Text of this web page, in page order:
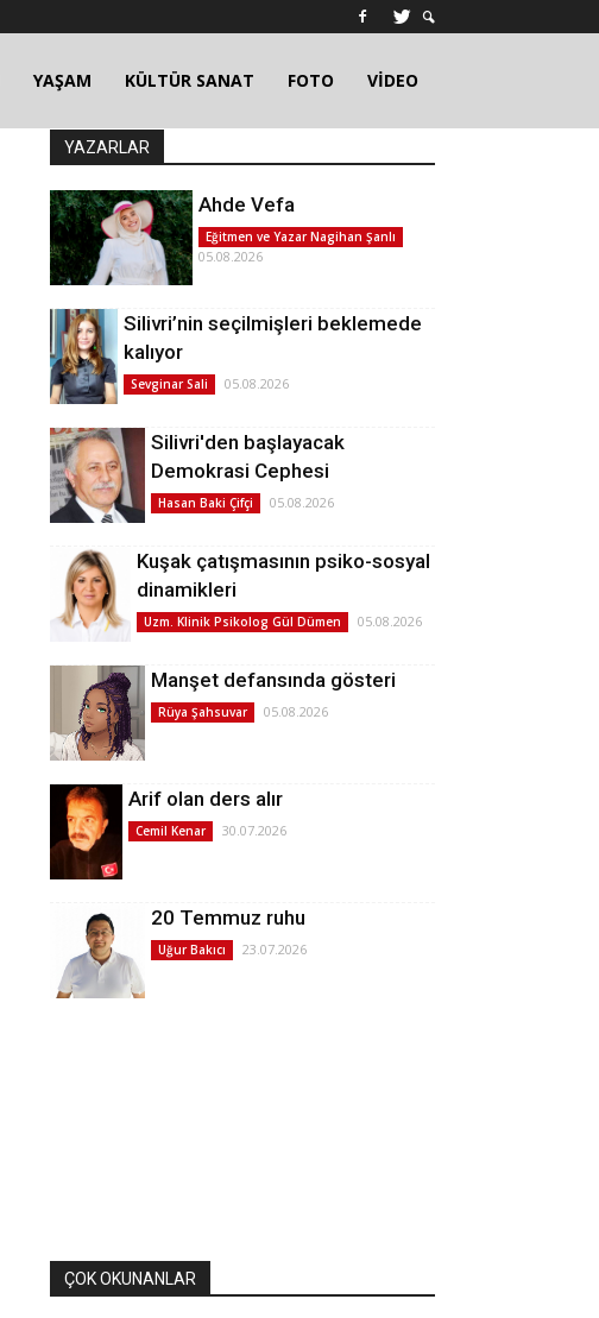
YAŞAM KÜLTÜR SANAT FOTO VİDEO
YAZARLAR
Ahde Vefa
Eğitmen ve Yazar Nagihan Şanlı
05.08.2026
Silivri’nin seçilmişleri beklemede
kalıyor
Sevginar Sali 05.08.2026
Silivri'den başlayacak
Demokrasi Cephesi
Hasan Baki Çifçi 05.08.2026
Kuşak çatışmasının psiko-sosyal
dinamikleri
Uzm. Klinik Psikolog Gül Dümen 05.08.2026
Manşet defansında gösteri
Rüya Şahsuvar 05.08.2026
Arif olan ders alır
Cemil Kenar 30.07.2026
20 Temmuz ruhu
Uğur Bakıcı 23.07.2026
ÇOK OKUNANLAR